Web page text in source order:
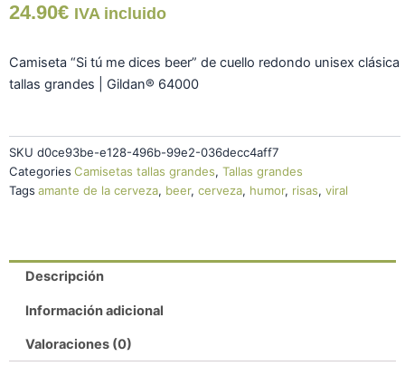
24.90€ IVA incluido
Camiseta “Si tú me dices beer” de cuello redondo unisex clásica
tallas grandes | Gildan® 64000
SKU d0ce93be-e128-496b-99e2-036decc4aff7
Categories Camisetas tallas grandes, Tallas grandes
Tags amante de la cerveza, beer, cerveza, humor, risas, viral
Descripción
Información adicional
Valoraciones (0)